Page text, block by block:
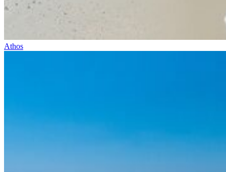
Athos